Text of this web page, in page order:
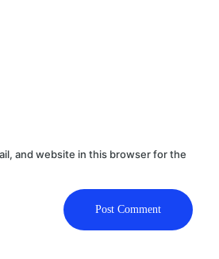
and website in this browser for the